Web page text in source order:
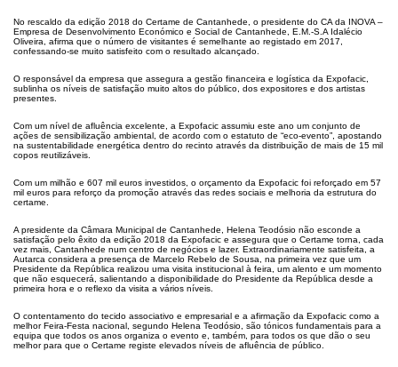
No rescaldo da edição 2018 do Certame de Cantanhede, o presidente do CA da INOVA –
Empresa de Desenvolvimento Económico e Social de Cantanhede, E.M.-S.A Idalécio
Oliveira, afirma que o número de visitantes é semelhante ao registado em 2017,
confessando-se muito satisfeito com o resultado alcançado.
O responsável da empresa que assegura a gestão financeira e logística da Expofacic,
sublinha os níveis de satisfação muito altos do público, dos expositores e dos artistas
presentes.
Com um nível de afluência excelente, a Expofacic assumiu este ano um conjunto de
ações de sensibilização ambiental, de acordo com o estatuto de “eco-evento”, apostando
na sustentabilidade energética dentro do recinto através da distribuição de mais de 15 mil
copos reutilizáveis.
Com um milhão e 607 mil euros investidos, o orçamento da Expofacic foi reforçado em 57
mil euros para reforço da promoção através das redes sociais e melhoria da estrutura do
certame.
A presidente da Câmara Municipal de Cantanhede, Helena Teodósio não esconde a
satisfação pelo êxito da edição 2018 da Expofacic e assegura que o Certame torna, cada
vez mais, Cantanhede num centro de negócios e lazer. Extraordinariamente satisfeita, a
Autarca considera a presença de Marcelo Rebelo de Sousa, na primeira vez que um
Presidente da República realizou uma visita institucional à feira, um alento e um momento
que não esquecerá, salientando a disponibilidade do Presidente da República desde a
primeira hora e o reflexo da visita a vários níveis.
O contentamento do tecido associativo e empresarial e a afirmação da Expofacic como a
melhor Feira-Festa nacional, segundo Helena Teodósio, são tónicos fundamentais para a
equipa que todos os anos organiza o evento e, também, para todos os que dão o seu
melhor para que o Certame registe elevados níveis de afluência de público.